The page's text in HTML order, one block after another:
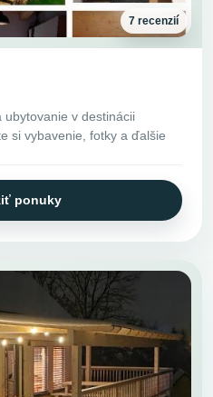
7 recenzií
v destinácii
si vybavenie, fotky a ďalšie
ponuky